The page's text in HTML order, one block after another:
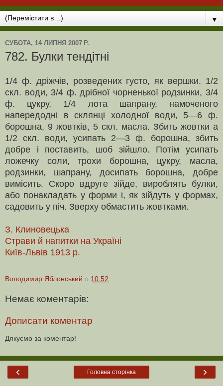
▼
СУБОТА, 14 ЛИПНЯ 2007 Р.
782. Булки тендітні
1/4 ф. дріжчів, розведених густо, як вершки. 1/2
скл. во­ди, 3/4 ф. дрібної чорненької родзинки, 3/4
ф. цукру, 1/4 лота шапрану, намоченого
напередодні в склянці холодної води, 5—6 ф.
борошна, 9 жовтків, 5 скл. масла. Збить жовтки а
1/2 скл. води, усипать 2—3 ф. борошна, збить
добре і поста­вить, шоб зійшло. Потім усипать
ложечку соли, трохи борош­на, цукру, масла,
родзинки, шапрану, досипать борошна, добре
вимісить. Скоро вдруге зійде, вироблять булки,
або понакла­дать у форми і, як зійдуть у формах,
садовить у піч. Зверху обмастить жовтками.
З. Клиновецька
Страви й напитки на Україні
Київ-Львів 1913 р.
Володимир Яблонський о 10:52
Немає коментарів:
Дописати коментар
Дякуємо за коментар!
‹ ›
Головна сторінка